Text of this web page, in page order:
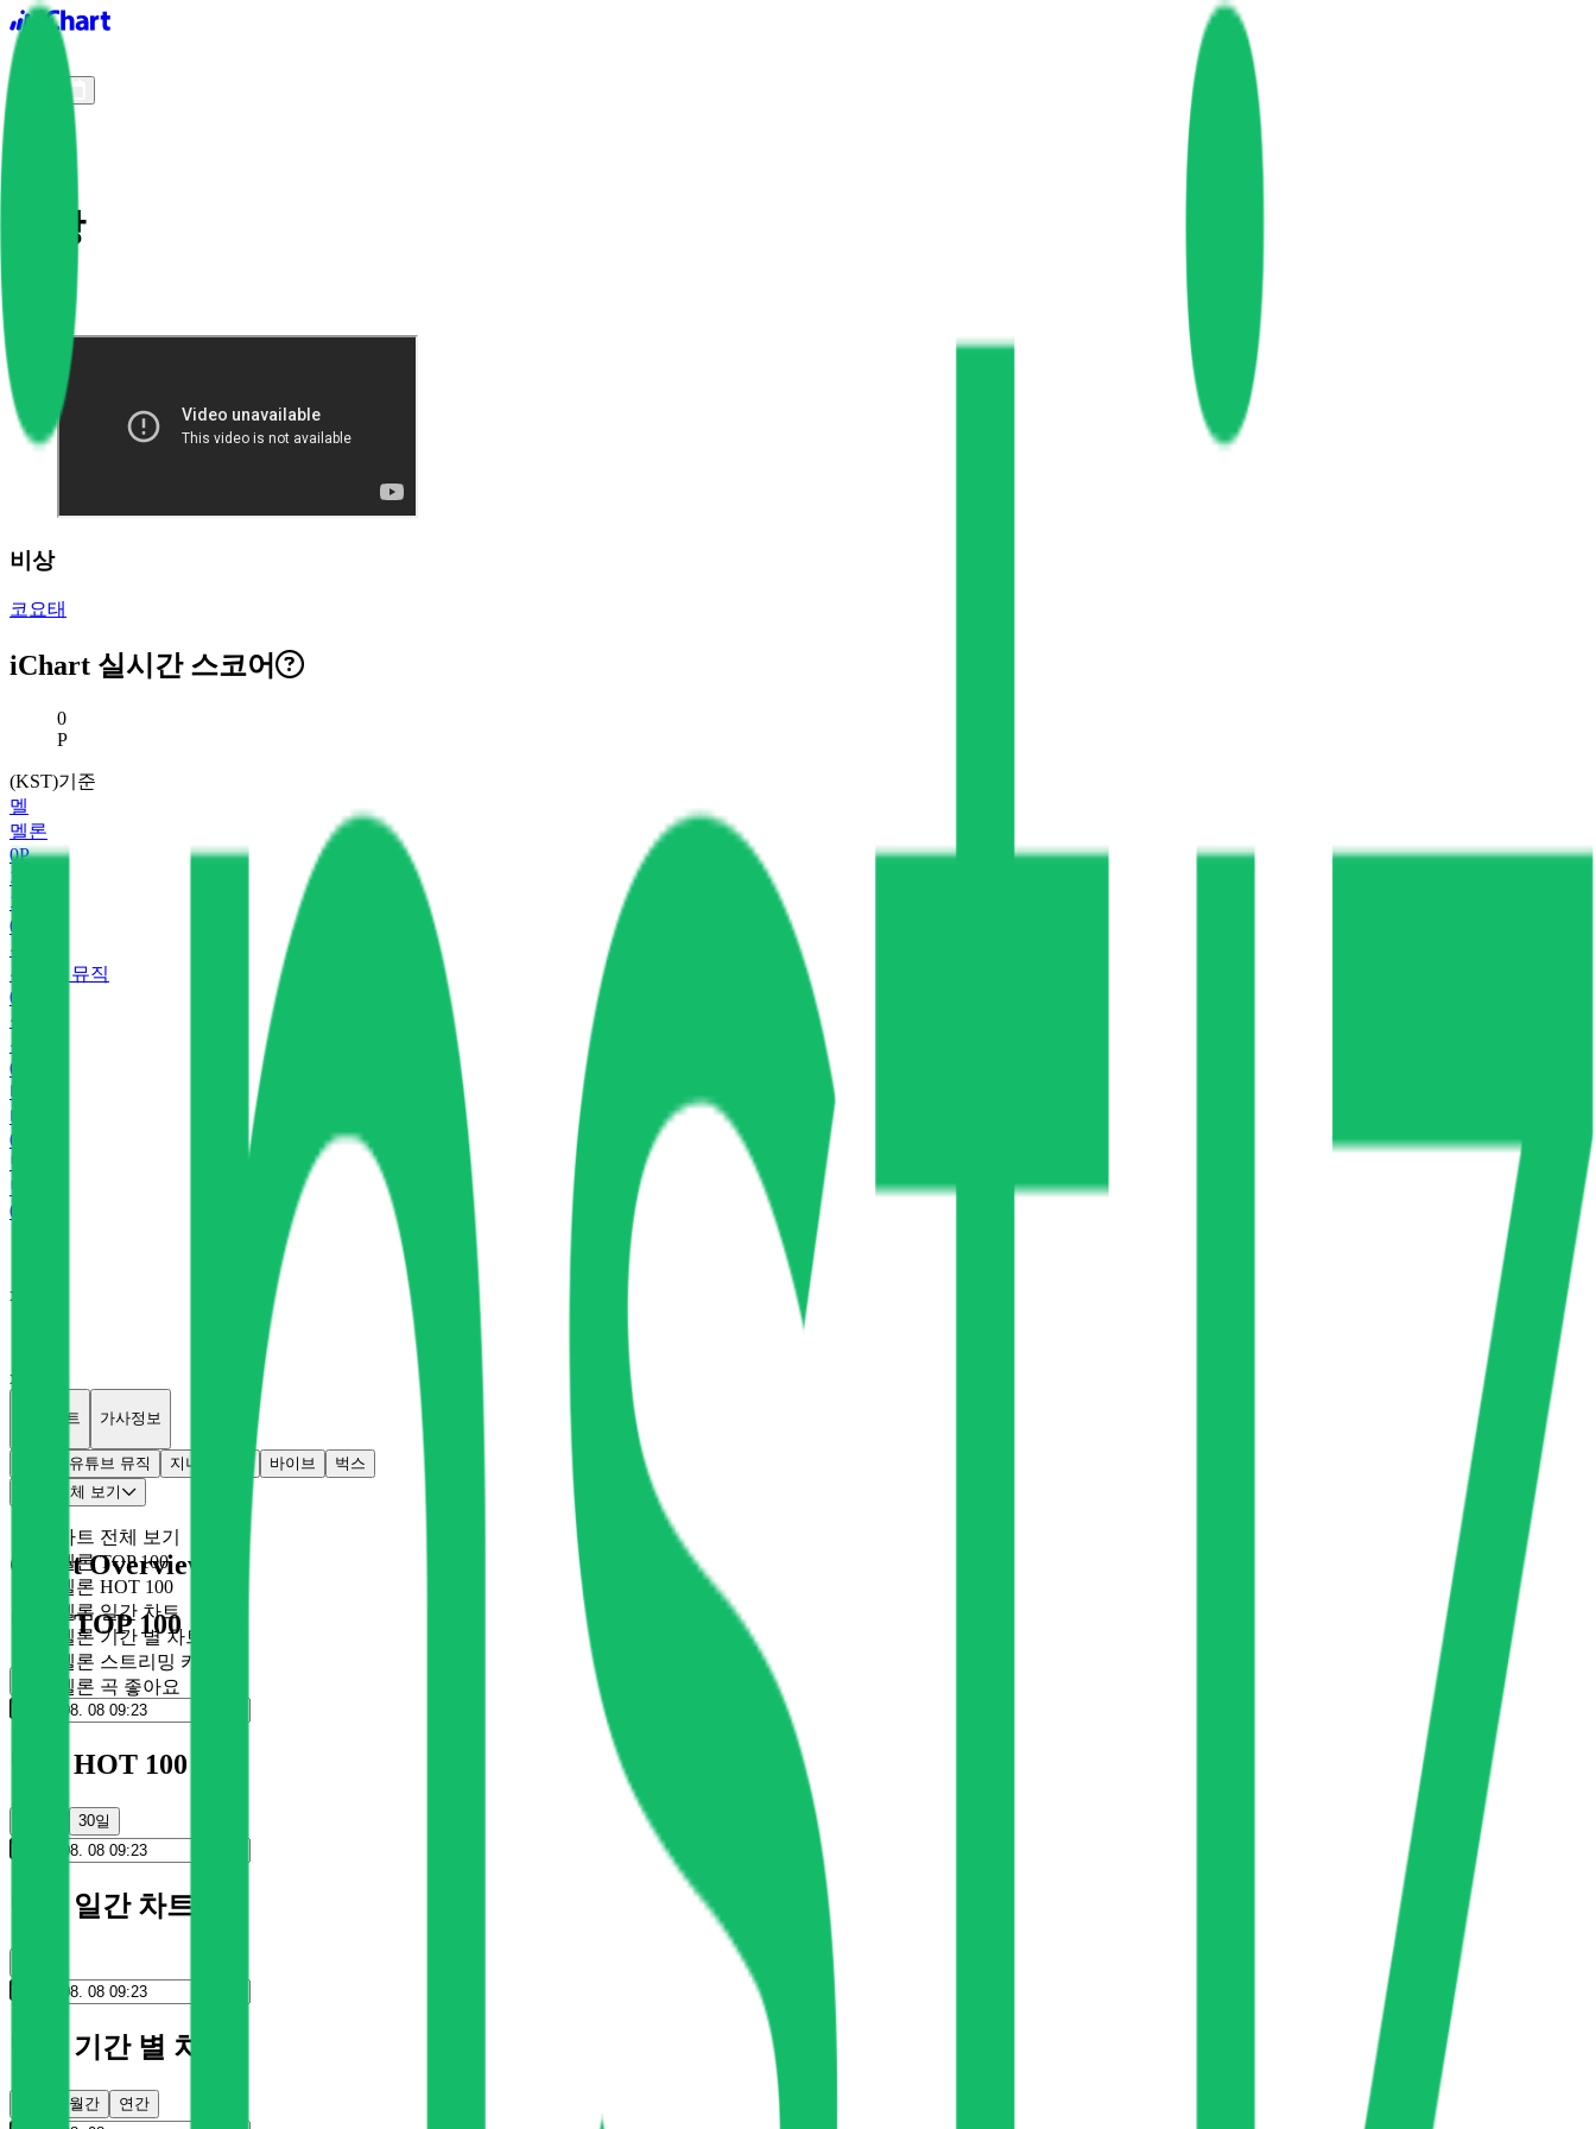
iChart logo
비상
비상
코요태
iChart 실시간 스코어
현재 스코어
0
P
(KST)기준
멜
멜론
0P
지
지니
0
유
유튜브 뮤직
0
플
플로
0
바
바이브
0
벅
벅스
0
x
x
개별차트 가사정보
유튜브 뮤직 지니 바이브
벅스
차트 전체 보기
차트 전체 보기
멜론 TOP 100
멜론 HOT 100
멜론 일간 차트
멜론 기간 별 차트
멜론 스트리밍 카드
멜론 곡 좋아요
Chart Overview
멜론 TOP 100
멜론 HOT 100
30일
멜론 일간 차트
멜론 기간 별 차트
월간 연간